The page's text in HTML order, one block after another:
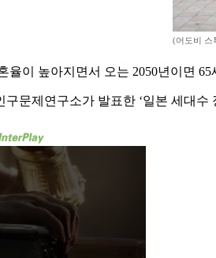
(어도비 스
율이 높아지면서 오는 2050년이면
구문제연구소가 발표한 ‘일본 세대